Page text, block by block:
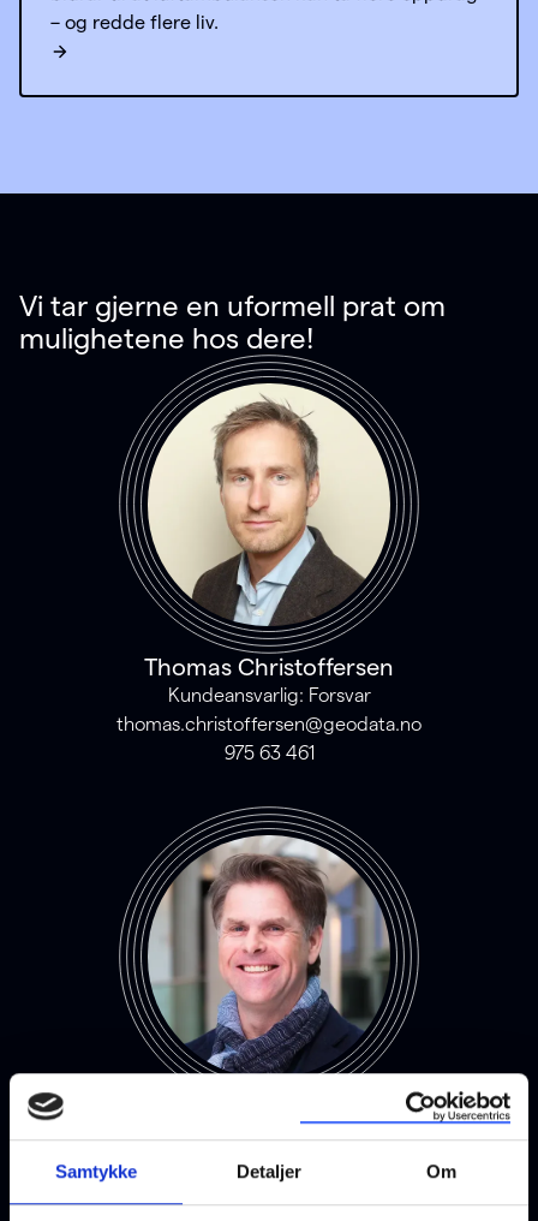
Samtykke Detaljer Om
– og redde flere liv.
Vi tar gjerne en uformell prat om
mulighetene hos dere!
Thomas Christoffersen
Kundeansvarlig: Forsvar
thomas.christoffersen@geodata.no
975 63 461
Christer Sandum
christer.sandum@geodata.no
911 55 190